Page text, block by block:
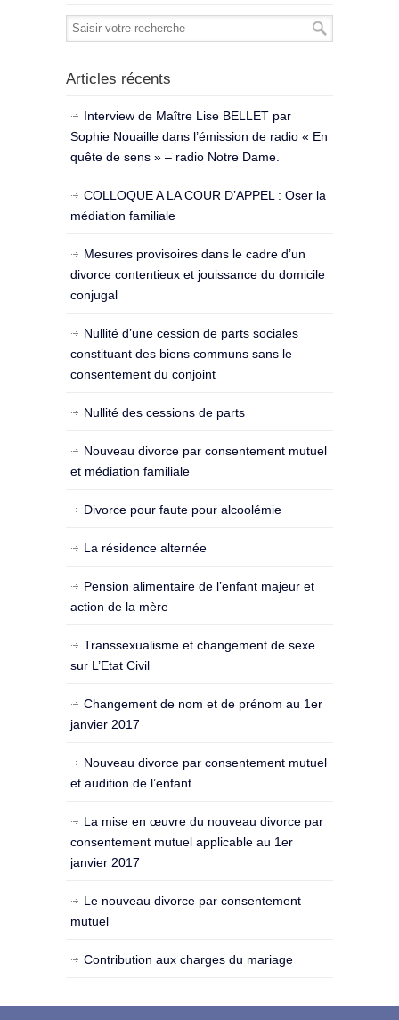
Articles récents
Interview de Maître Lise BELLET par
Sophie Nouaille dans l’émission de radio « En
quête de sens » – radio Notre Dame.
COLLOQUE A LA COUR D’APPEL : Oser la
médiation familiale
Mesures provisoires dans le cadre d’un
divorce contentieux et jouissance du domicile
conjugal
Nullité d’une cession de parts sociales
constituant des biens communs sans le
consentement du conjoint
Nullité des cessions de parts
Nouveau divorce par consentement mutuel
et médiation familiale
Divorce pour faute pour alcoolémie
La résidence alternée
Pension alimentaire de l’enfant majeur et
action de la mère
Transsexualisme et changement de sexe
sur L’Etat Civil
Changement de nom et de prénom au 1er
janvier 2017
Nouveau divorce par consentement mutuel
et audition de l’enfant
La mise en œuvre du nouveau divorce par
consentement mutuel applicable au 1er
janvier 2017
Le nouveau divorce par consentement
mutuel
Contribution aux charges du mariage